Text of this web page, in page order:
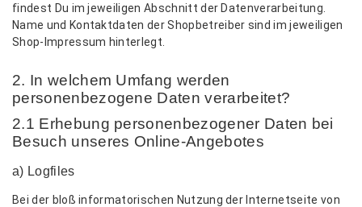
findest Du im jeweiligen Abschnitt der Datenverarbeitung.
Name und Kontaktdaten der Shopbetreiber sind im jeweiligen
Shop-Impressum hinterlegt.
2. In welchem Umfang werden
personenbezogene Daten verarbeitet?
2.1 Erhebung personenbezogener Daten bei
Besuch unseres Online-Angebotes
a) Logfiles
Bei der bloß informatorischen Nutzung der Internetseite von